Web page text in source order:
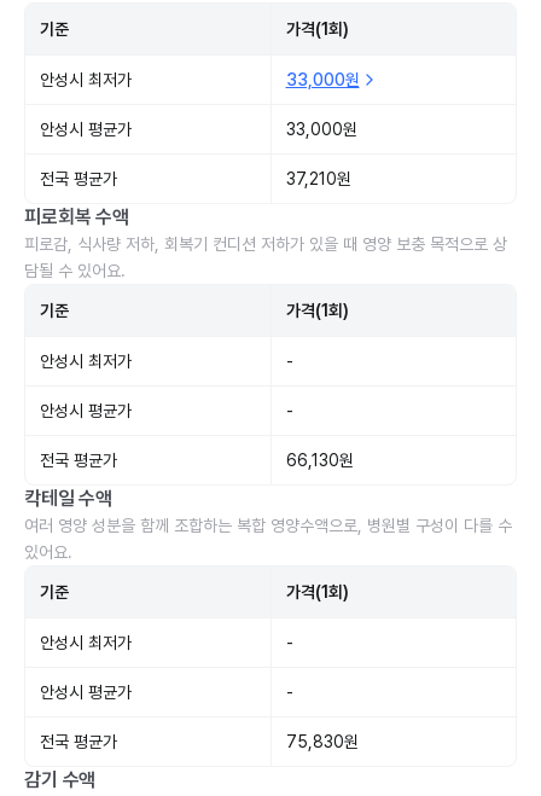
기준 가격(1회)
안성시 최저가 33,000원
안성시 평균가 33,000원
전국 평균가 37,210원
피로회복 수액
피로감, 식사량 저하, 회복기 컨디션 저하가 있을 때 영양 보충 목적으로 상
담될 수 있어요.
기준 가격(1회)
안성시 최저가 -
안성시 평균가 -
전국 평균가 66,130원
칵테일 수액
여러 영양 성분을 함께 조합하는 복합 영양수액으로, 병원별 구성이 다를 수
있어요.
기준 가격(1회)
안성시 최저가 -
안성시 평균가 -
전국 평균가 75,830원
감기 수액